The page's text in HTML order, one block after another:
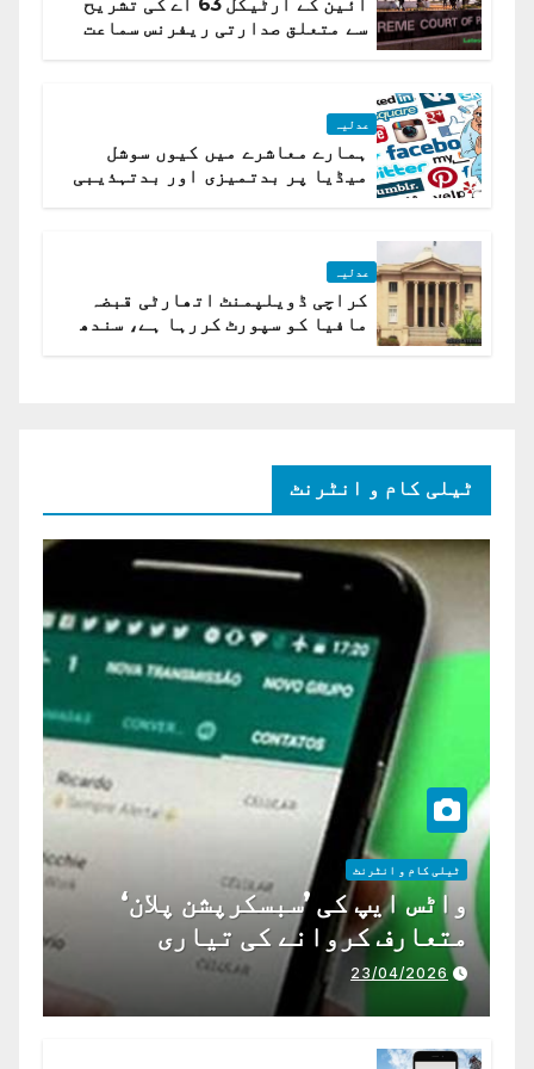
سے متعلق صدارتی ریفرنس سماعت
عدلیہ
ہمارے معاشرے میں کیوں سوشل
میڈیا پر بدتمیزی اور بدتہذیبی
عدلیہ
کراچی ڈویلپمنٹ اتھارٹی قبضہ
مافیا کو سپورٹ کررہا ہے، سندھ
ٹیلی کام و انٹرنٹ
ٹیلی کام و انٹرنٹ
واٹس ایپ کی ’سبسکرپشن پلان‘
متعارف کروانے کی تیاری
23/04/2026